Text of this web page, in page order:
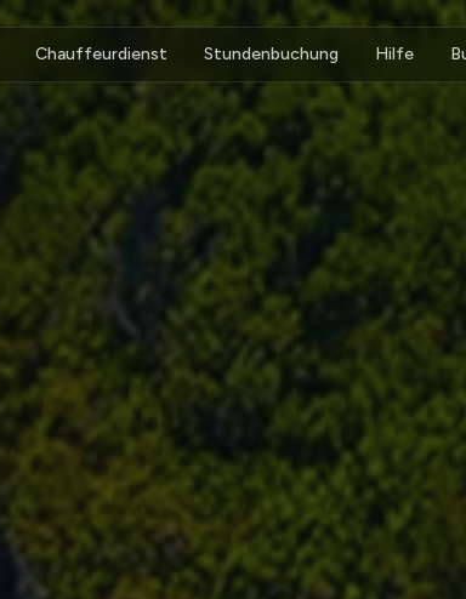
Chauffeurdienst Stundenbuchung Hilfe